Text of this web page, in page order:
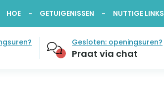
HOE GETUIGENISSEN NUTTIGE LINKS
Gesloten: openingsuren?
Praat via chat